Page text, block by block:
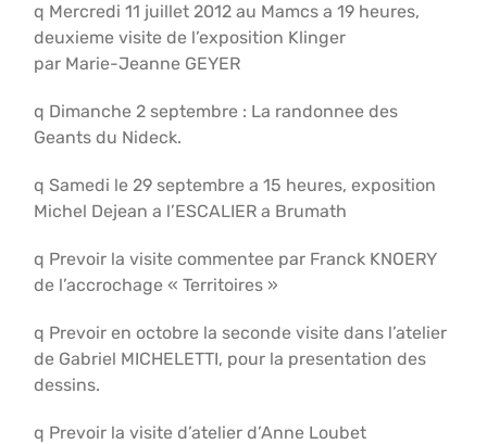
q Mercredi 11 juillet 2012 au Mamcs a 19 heures,
deuxieme visite de l’exposition Klinger
par Marie-Jeanne GEYER
q Dimanche 2 septembre : La randonnee des
Geants du Nideck.
q Samedi le 29 septembre a 15 heures, exposition
Michel Dejean a l’ESCALIER a Brumath
q Prevoir la visite commentee par Franck KNOERY
de l’accrochage « Territoires »
q Prevoir en octobre la seconde visite dans l’atelier
de Gabriel MICHELETTI, pour la presentation des
dessins.
q Prevoir la visite d’atelier d’Anne Loubet